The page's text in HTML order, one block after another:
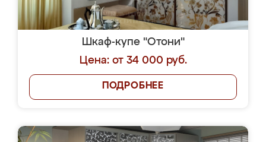
Шкаф-купе "Отони"
Цена: от 34 000 руб.
ПОДРОБНЕЕ